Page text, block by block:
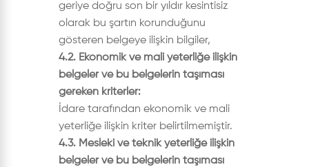
geriye doğru son bir yıldır kesintisiz
olarak bu şartın korunduğunu
gösteren belgeye ilişkin bilgiler,
4.2. Ekonomik ve mali yeterliğe ilişkin
belgeler ve bu belgelerin taşıması
gereken kriterler:
İdare tarafından ekonomik ve mali
yeterliğe ilişkin kriter belirtilmemiştir.
4.3. Mesleki ve teknik yeterliğe ilişkin
belgeler ve bu belgelerin taşıması